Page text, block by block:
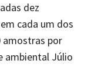
dez
cada um dos
por
ambiental Júlio